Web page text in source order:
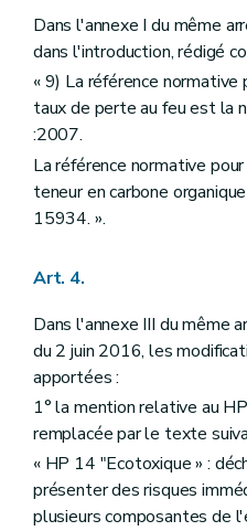
Dans l'annexe I du même
dans l'introduction, rédigé
« 9) La référence
taux de perte au feu est la
:2007.
La référence normative
teneur en carbone
15934. ».
Art. 4.
Dans l'annexe III du même
du 2 juin 2016, les
apportées :
1° la mention relative au
remplacée par le texte
« HP 14 "Ecotoxique » :
présenter des risques
plusieurs composantes de